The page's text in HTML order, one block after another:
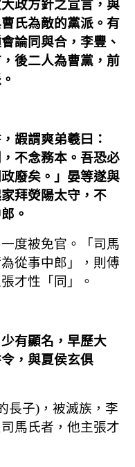
政方針之宣言，與
氏為敵的黨派。有
論同與合，李豐、
後二人為曹黨，前
嘏謂爽弟羲曰：
不念務本。吾恐必
廢矣。」晏等遂與
拜熒陽太守，不
。
度被免官。「司馬
從事中郎」，則傅
才性「同」。
有顯名，早歷大
，與夏侯玄俱
長子)，被滅族，李
馬氏者，他主張才